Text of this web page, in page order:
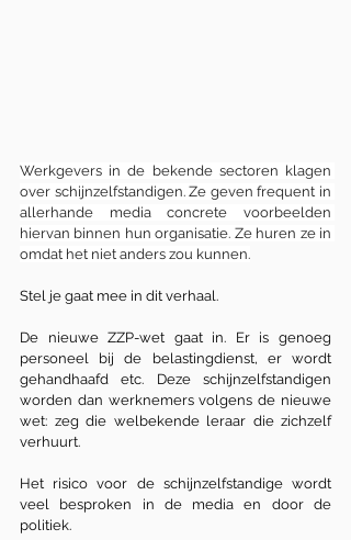
Werkgevers in de bekende sectoren klagen
over schijnzelfstandigen. Ze geven frequent in
allerhande media concrete voorbeelden
hiervan binnen hun organisatie. Ze huren ze in
omdat het niet anders zou kunnen.
Stel je gaat mee in dit verhaal.
De nieuwe ZZP-wet gaat in. Er is genoeg
personeel bij de belastingdienst, er wordt
gehandhaafd etc. Deze schijnzelfstandigen
worden dan werknemers volgens de nieuwe
wet: zeg die welbekende leraar die zichzelf
verhuurt.
Het risico voor de schijnzelfstandige wordt
veel besproken in de media en door de
politiek.